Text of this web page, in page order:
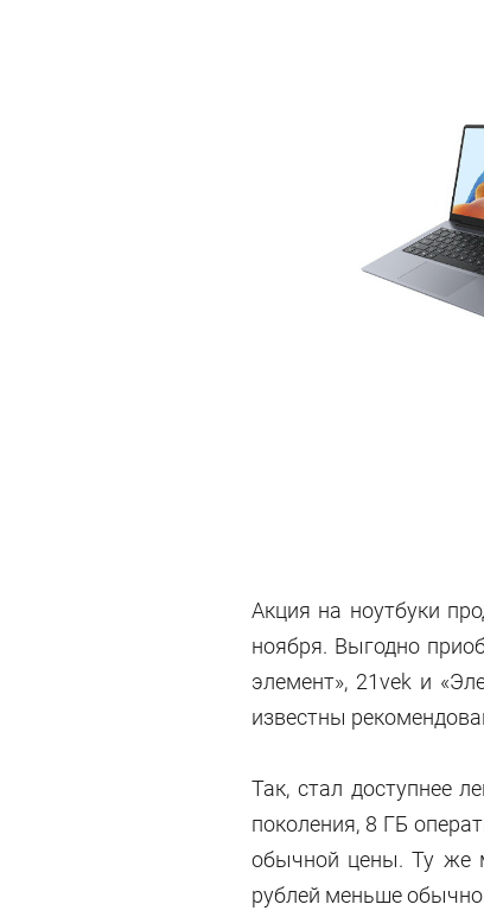
Акция на ноутбуки
ноября. Выгодно
элемент», 21vek и
известны
Так, стал доступнее
поколения, 8 ГБ
обычной цены. Ту же
рублей меньше